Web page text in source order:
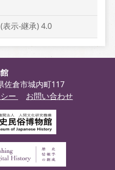
(表示-継承) 4.0
佐倉市城内町117
ー
お問い合わせ